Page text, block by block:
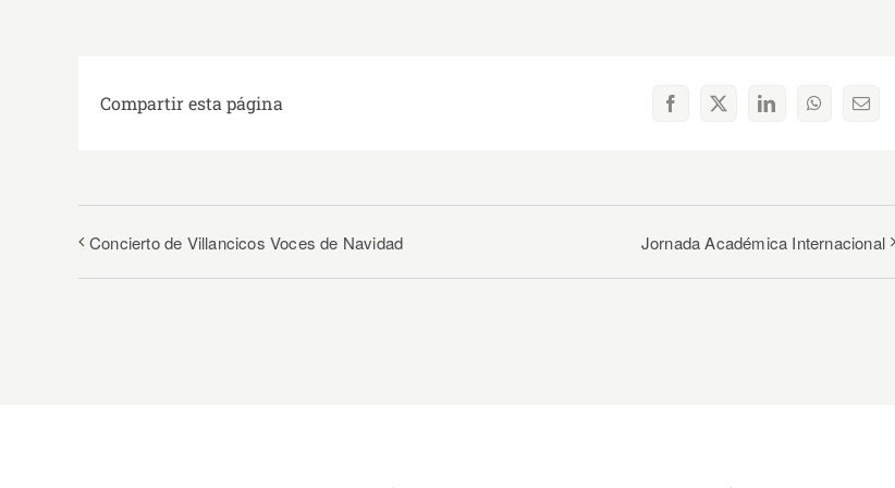
Compartir esta página Facebook
X LinkedInWhatsApp
Concierto de Villancicos Voces de Navidad Jornada Académica Internacional